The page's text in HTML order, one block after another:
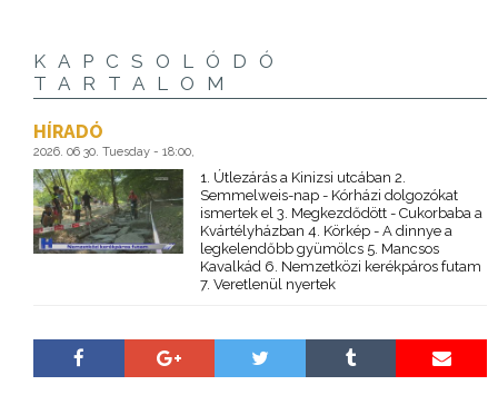
KAPCSOLÓDÓ
TARTALOM
HÍRADÓ
2026. 06 30. Tuesday - 18:00,
1. Útlezárás a Kinizsi utcában 2.
Semmelweis-nap - Kórházi dolgozókat
ismertek el 3. Megkezdődött - Cukorbaba a
Kvártélyházban 4. Körkép - A dinnye a
legkelendőbb gyümölcs 5. Mancsos
Kavalkád 6. Nemzetközi kerékpáros futam
7. Veretlenül nyertek